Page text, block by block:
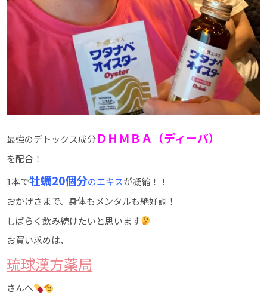
最強のデトックス成分ＤＨＭＢＡ（ディーバ）
を配合！
1本で牡蠣20個分のエキスが凝縮！！
おかげさまで、身体もメンタルも絶好調！
しばらく飲み続けたいと思います
お買い求めは、
琉球漢方薬局
さんへ